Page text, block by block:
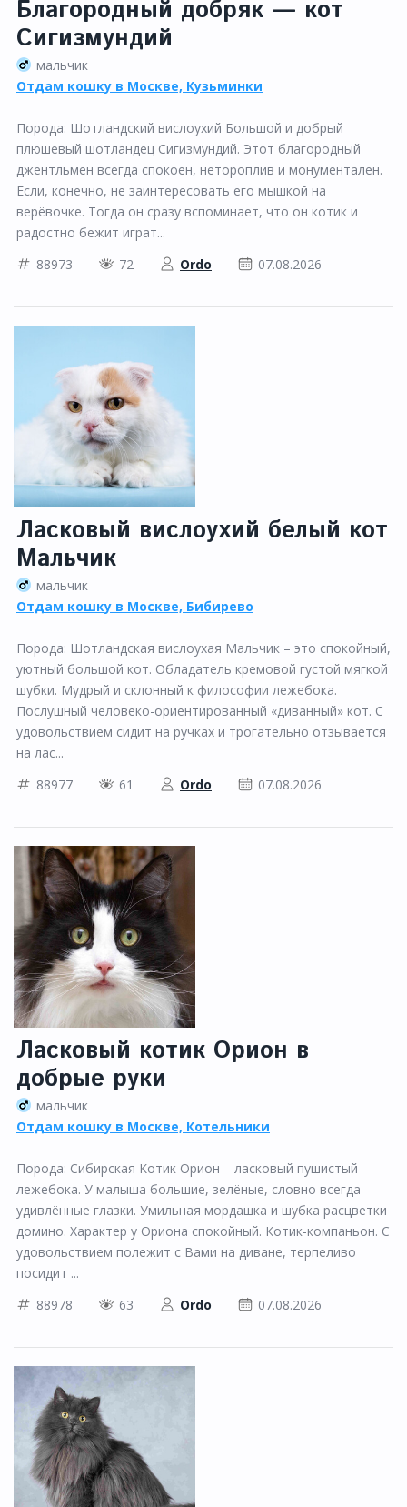
Благородный добряк — кот
Сигизмундий
мальчик
Отдам кошку в Москве, Кузьминки
Порода: Шотландский вислоухий Большой и добрый
плюшевый шотландец Сигизмундий. Этот благородный
джентльмен всегда спокоен, нетороплив и монументален.
Если, конечно, не заинтересовать его мышкой на
верёвочке. Тогда он сразу вспоминает, что он котик и
радостно бежит играт...
88973
72 Ordo 07.08.2026
Ласковый вислоухий белый кот
Мальчик
мальчик
Отдам кошку в Москве, Бибирево
Порода: Шотландская вислоухая Мальчик – это спокойный,
уютный большой кот. Обладатель кремовой густой мягкой
шубки. Мудрый и склонный к философии лежебока.
Послушный человеко-ориентированный «диванный» кот. С
удовольствием сидит на ручках и трогательно отзывается
на лас...
88977
61 Ordo 07.08.2026
Ласковый котик Орион в
добрые руки
мальчик
Отдам кошку в Москве, Котельники
Порода: Сибирская Котик Орион – ласковый пушистый
лежебока. У малыша большие, зелёные, словно всегда
удивлённые глазки. Умильная мордашка и шубка расцветки
домино. Характер у Ориона спокойный. Котик-компаньон. С
удовольствием полежит с Вами на диване, терпеливо
посидит ...
88978
63 Ordo 07.08.2026